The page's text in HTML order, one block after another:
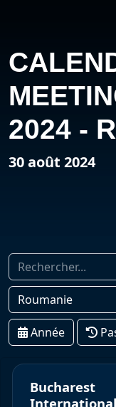
2024 -
30 août 2024
Roumanie
Année
Bucharest